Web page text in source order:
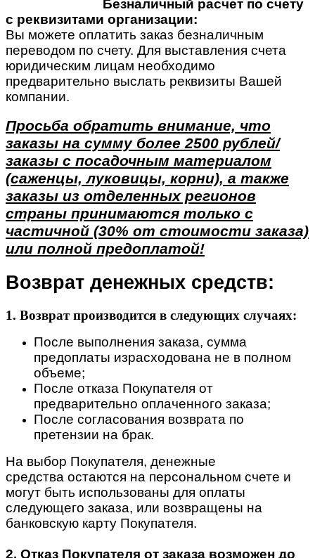
Безналичный расчет по счету
с реквизитами организации:
Вы можете оплатить заказ безналичным
переводом по счету. Для выставления счета
юридическим лицам необходимо
предварительно выслать реквизиты Вашей
компании.
Просьба обратить внимание, что
заказы на сумму более 2500 рублей/
заказы с посадочным материалом
(саженцы, луковицы, корни), а также
заказы из отделенных регионов
страны принимаются только с
частичной (30% от стоимости заказа)
или полной предоплатой!
Возврат денежных средств:
1. Возврат производится в следующих случаях:
После выполнения заказа, сумма
предоплаты израсходована не в полном
объеме;
После отказа Покупателя от
предварительно оплаченного заказа;
После согласования возврата по
претензии на брак.
На выбор Покупателя, денежные
средства остаются на персональном счете и
могут быть использованы для оплаты
следующего заказа, или возвращены на
банковскую карту Покупателя.
2. Отказ Покупателя от заказа возможен до